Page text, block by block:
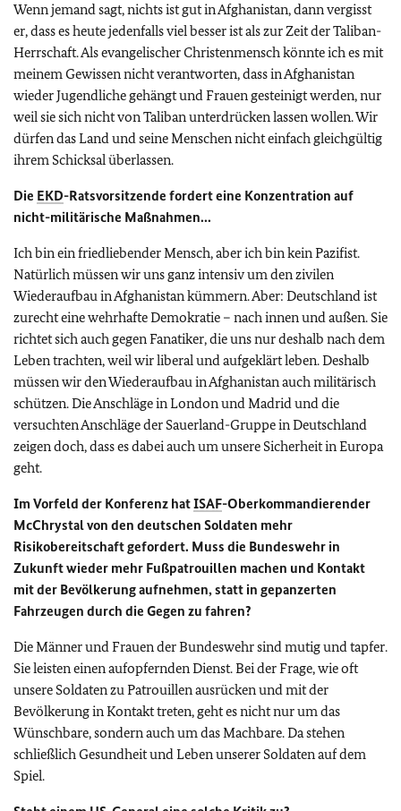
Wenn jemand sagt, nichts ist gut in Afghanistan, dann vergisst
er, dass es heute jedenfalls viel besser ist als zur Zeit der Taliban-
Herrschaft. Als evangelischer Christenmensch könnte ich es mit
meinem Gewissen nicht verantworten, dass in Afghanistan
wieder Jugendliche gehängt und Frauen gesteinigt werden, nur
weil sie sich nicht von Taliban unterdrücken lassen wollen. Wir
dürfen das Land und seine Menschen nicht einfach gleichgültig
ihrem Schicksal überlassen.
Die EKD-Ratsvorsitzende fordert eine Konzentration auf
nicht-militärische Maßnahmen...
Ich bin ein friedliebender Mensch, aber ich bin kein Pazifist.
Natürlich müssen wir uns ganz intensiv um den zivilen
Wiederaufbau in Afghanistan kümmern. Aber: Deutschland ist
zurecht eine wehrhafte Demokratie – nach innen und außen. Sie
richtet sich auch gegen Fanatiker, die uns nur deshalb nach dem
Leben trachten, weil wir liberal und aufgeklärt leben. Deshalb
müssen wir den Wiederaufbau in Afghanistan auch militärisch
schützen. Die Anschläge in London und Madrid und die
versuchten Anschläge der Sauerland-Gruppe in Deutschland
zeigen doch, dass es dabei auch um unsere Sicherheit in Europa
geht.
Im Vorfeld der Konferenz hatISAF-Oberkommandierender
McChrystal von den deutschen Soldaten mehr
Risikobereitschaft gefordert. Muss die Bundeswehr in
Zukunft wieder mehr Fußpatrouillen machen und Kontakt
mit der Bevölkerung aufnehmen, statt in gepanzerten
Fahrzeugen durch die Gegen zu fahren?
Die Männer und Frauen der Bundeswehr sind mutig und tapfer.
Sie leisten einen aufopfernden Dienst. Bei der Frage, wie oft
unsere Soldaten zu Patrouillen ausrücken und mit der
Bevölkerung in Kontakt treten, geht es nicht nur um das
Wünschbare, sondern auch um das Machbare. Da stehen
schließlich Gesundheit und Leben unserer Soldaten auf dem
Spiel.